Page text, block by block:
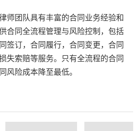
师团队具有丰富的合同业务经验和
合同全流程管理与风险控制，包括
签订，合同履行，合同变更，合同
失索赔等服务。只有全流程的合同
风险成本降至最低。